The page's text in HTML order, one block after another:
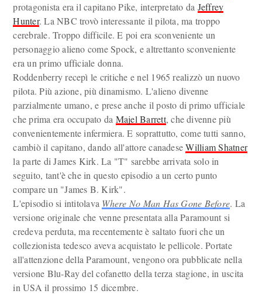
protagonista era il capitano Pike, interpretato da Jeffrey
Hunter. La NBC trovò interessante il pilota, ma troppo
cerebrale. Troppo difficile. E poi era sconveniente un
personaggio alieno come Spock, e altrettanto sconveniente
era un primo ufficiale donna.
Roddenberry recepì le critiche e nel 1965 realizzò un nuovo
pilota. Più azione, più dinamismo. L'alieno divenne
parzialmente umano, e prese anche il posto di primo ufficiale
che prima era occupato da Majel Barrett, che divenne più
convenientemente infermiera. E soprattutto, come tutti sanno,
cambiò il capitano, dando all'attore canadeseWilliam Shatner
la parte di James Kirk. La "T" sarebbe arrivata solo in
seguito, tant'è che in questo episodio a un certo punto
compare un "James B. Kirk".
L'episodio si intitolava Where No Man Has Gone Before. La
versione originale che venne presentata alla Paramount si
credeva perduta, ma recentemente è saltato fuori che un
collezionista tedesco aveva acquistato le pellicole. Portate
all'attenzione della Paramount, vengono ora pubblicate nella
versione Blu-Ray del cofanetto della terza stagione, in uscita
in USA il prossimo 15 dicembre.